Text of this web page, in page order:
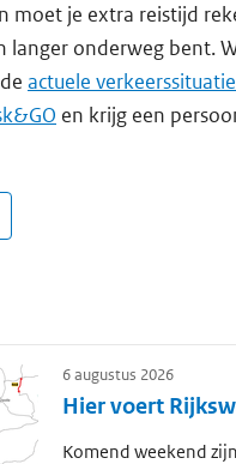
moet je extra reistijd
langer onderweg bent.
actuele
en krijg een
Hier voert
6 augustus 2026
Komend weekend